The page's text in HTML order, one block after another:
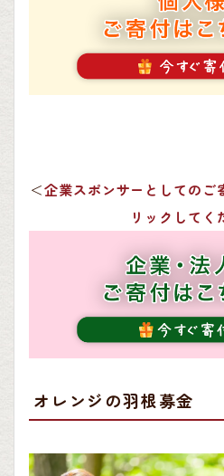
＜企業スポンサーとしてのご
リックしてく
オレンジの羽根募金